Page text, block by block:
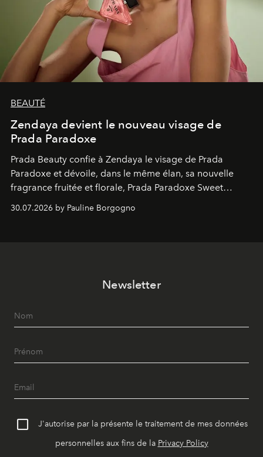
BEAUTÉ
Zendaya devient le nouveau visage de
Prada Paradoxe
Prada Beauty confie à Zendaya le visage de Prada
Paradoxe et dévoile, dans le même élan, sa nouvelle
fragrance fruitée et florale, Prada Paradoxe Sweet
30.07.2026 by Pauline Borgogno
Newsletter
J'autorise par la présente le traitement de mes données
personnelles aux fins de la Privacy Policy